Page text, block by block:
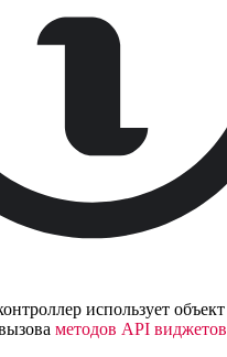
использует объект
методов API виджетов